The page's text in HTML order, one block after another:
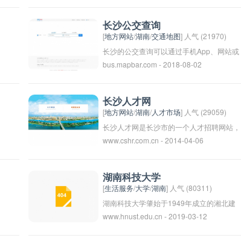
台，用户可以方便地获取到永州地区的最新
资讯和资源，帮助他们更好地了解和融入当
地社区。
长沙公交查询
[地方网站/湖南/交通地图] 人气 (21970)
长沙的公交查询可以通过手机App、网站或
拨打公交服务热线进行查询。常用的公交查
地图”等。用户可以根据自己的出发地和目
的地输入详细地址，查询出最佳的乘车方
案、路线和车辆信息。同时可以查询到公交
车的实时到站信息、票价等相关资讯。
bus.mapbar.com - 2018-08-02
长沙人才网
[地方网站/湖南/人才市场] 人气 (29059)
长沙人才网是长沙市的一个人才招聘网站，
为企业和个人提供人才招聘和求职服务。该
投递简历等。长沙人才网为企业和个人搭建
起一个便捷的交流平台，帮助企业找到合适
的人才，帮助求职者找到满意的工作机会。
www.cshr.com.cn - 2014-04-06
湖南科技大学
[生活服务/大学/湖南] 人气 (80311)
湖南科技大学肇始于1949年成立的湘北建
设学院，2003年由湘潭工学院与湘潭师范
www.hnust.edu.cn - 2019-03-12